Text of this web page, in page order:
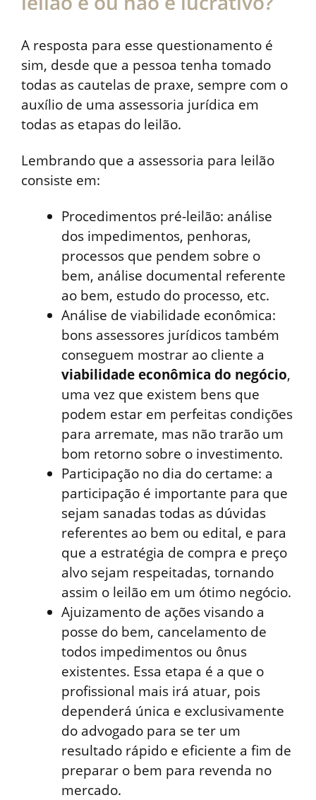
A resposta para esse questionamento é
sim, desde que a pessoa tenha tomado
todas as cautelas de praxe, sempre com o
auxílio de uma assessoria jurídica em
todas as etapas do leilão.
Lembrando que a assessoria para leilão
consiste em:
Procedimentos pré-leilão: análise
dos impedimentos, penhoras,
processos que pendem sobre o
bem, análise documental referente
ao bem, estudo do processo, etc.
Análise de viabilidade econômica:
bons assessores jurídicos também
conseguem mostrar ao cliente a
viabilidade econômica do negócio,
uma vez que existem bens que
podem estar em perfeitas condições
para arremate, mas não trarão um
bom retorno sobre o investimento.
Participação no dia do certame: a
participação é importante para que
sejam sanadas todas as dúvidas
referentes ao bem ou edital, e para
que a estratégia de compra e preço
alvo sejam respeitadas, tornando
assim o leilão em um ótimo negócio.
Ajuizamento de ações visando a
posse do bem, cancelamento de
todos impedimentos ou ônus
existentes. Essa etapa é a que o
profissional mais irá atuar, pois
dependerá única e exclusivamente
do advogado para se ter um
resultado rápido e eficiente a fim de
preparar o bem para revenda no
mercado.